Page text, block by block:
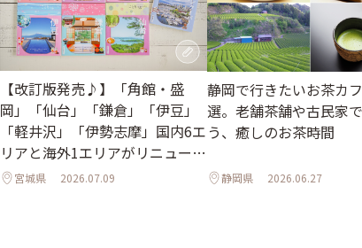
【改訂版発売♪】「角館・盛
岡」「仙台」「鎌倉」「伊豆」
「軽井沢」「伊勢志摩」国内6エ
リアと海外1エリアがリニューア
ル宮城県 2026.07.09
静岡で行きたいお茶カ
選。老舗茶舗や古民家
う、癒しのお茶時間
静岡県 2026.06.27